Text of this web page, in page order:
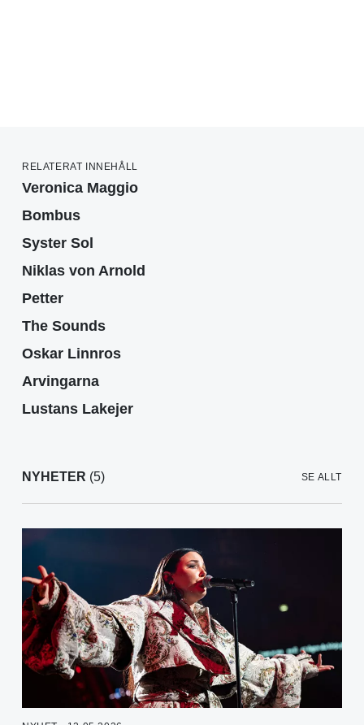
RELATERAT INNEHÅLL
Veronica Maggio
Bombus
Syster Sol
Niklas von Arnold
Petter
The Sounds
Oskar Linnros
Arvingarna
Lustans Lakejer
NYHETER (5) SE ALLT